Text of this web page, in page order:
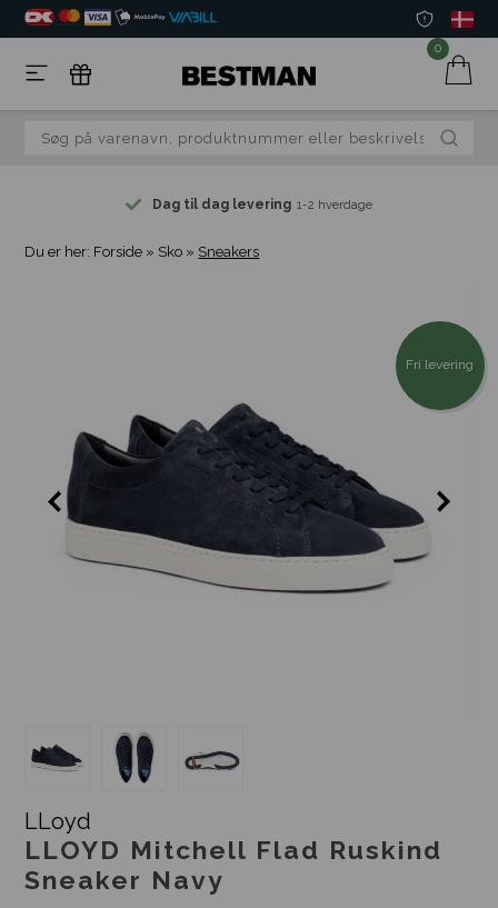
0
Dag til dag levering 1-2 hverdage
Du er her: Forside » Sko » Sneakers
Fri levering
LLoyd
LLOYD Mitchell Flad Ruskind
Sneaker Navy